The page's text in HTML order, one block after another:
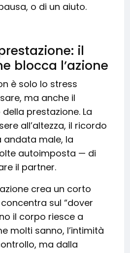
o di un aiuto.
il
blocca l’azione
è solo lo stress
ma anche il
prestazione. La
all’altezza, il ricordo
andata male, la
autoimposta — di
il partner.
crea un corto
sul “dover
il corpo riesce a
molti sanno, l’intimità
ma dalla